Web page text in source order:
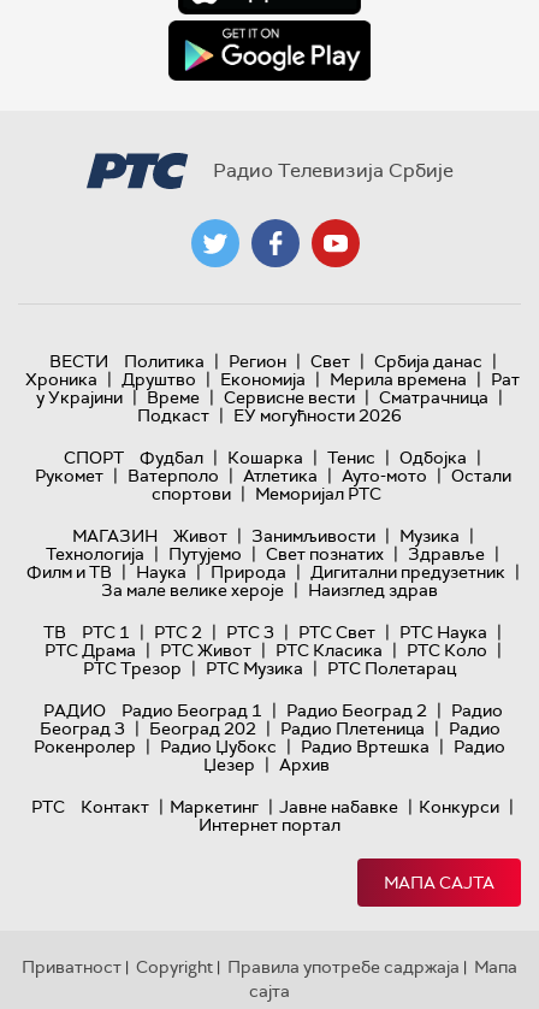
Радио Телевизија Србије
ВЕСТИ Политика | Регион | Свет | Србија данас |
Хроника | Друштво | Економија | Мерила времена | Рат
у Украјини | Време | Сервисне вести | Сматрачница |
Подкаст | ЕУ могућности 2026
СПОРТ
Фудбал | Кошарка | Тенис | Одбојка |
Рукомет | Ватерполо | Атлетика | Ауто-мото | Остали
спортови | Меморијал РТС
МАГАЗИН
Живот | Занимљивости | Музика |
Технологијa | Путујемо | Свет познатих | Здравље |
Филм и ТВ | Наука | Природа | Дигитални предузетник |
За мале велике хероје | Наизглед здрав
ТВ
РТС 1 | РТС 2 | РТС 3 | РТС Свет | РТС Наука |
РТС Драма | РТС Живот | РТС Класика | РТС Коло |
РТС Трезор | РТС Музика | РТС Полетарац
РАДИО
Радио Београд 1 | Радио Београд 2 | Радио
Београд 3 | Београд 202 | Радио Плетеница | Радио
Рокенролер | Радио Џубокс | Радио Вртешка | Радио
Џезер | Архив
РТС
Контакт | Маркетинг | Јавне набавке | Конкурси |
Интернет портал
МАПА САЈТА
Приватност | Copyright | Правила употребе садржаја | Мапа
сајта